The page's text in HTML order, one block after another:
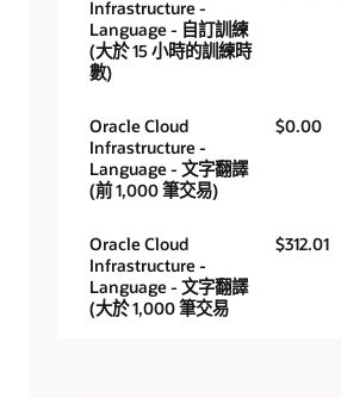
Infrastructure -
Language - 自訂訓練
(大於 15 小時的訓練時
數)
Oracle Cloud
Infrastructure -
Language - 文字翻譯
(前 1,000 筆交易)
$0.00
Oracle Cloud
Infrastructure -
Language - 文字翻譯
(大於 1,000 筆交易
$312.01